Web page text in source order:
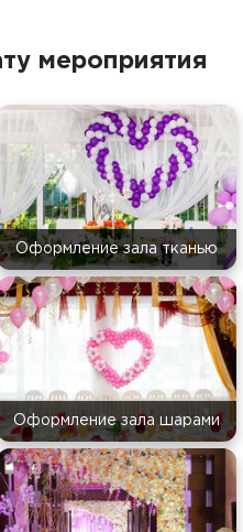
мероприятия
Оформление зала тканью
Оформление зала шарами